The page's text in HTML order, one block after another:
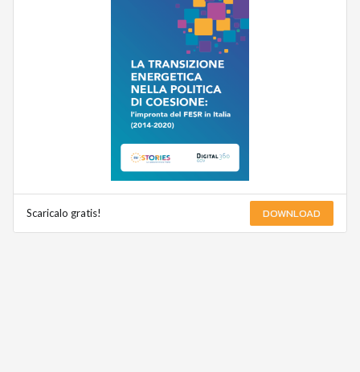
Scaricalo gratis! DOWNLOAD